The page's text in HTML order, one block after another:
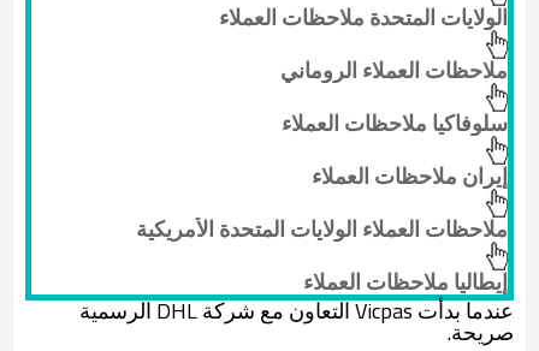
الولايات المتحدة ملاحظات العملاء
ملاحظات العملاء الروماني
سلوفاكيا ملاحظات العملاء
إيران ملاحظات العملاء
ملاحظات العملاء الولايات المتحدة الأمريكية
إيطاليا ملاحظات العملاء
عندما بدأت Vicpas التعاون مع شركة DHL الرسمية
صريحة.